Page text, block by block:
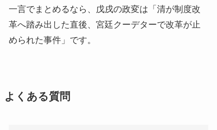
一言でまとめるなら、戊戌の政変は「清が制度改
革へ踏み出した直後、宮廷クーデターで改革が止
められた事件」です。
よくある質問